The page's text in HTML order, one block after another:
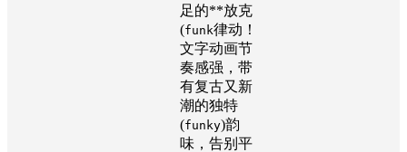
足的**放克
(funk律动！
文字动画节
奏感强，带
有复古又新
潮的独特
(funky)韵
味，告别平